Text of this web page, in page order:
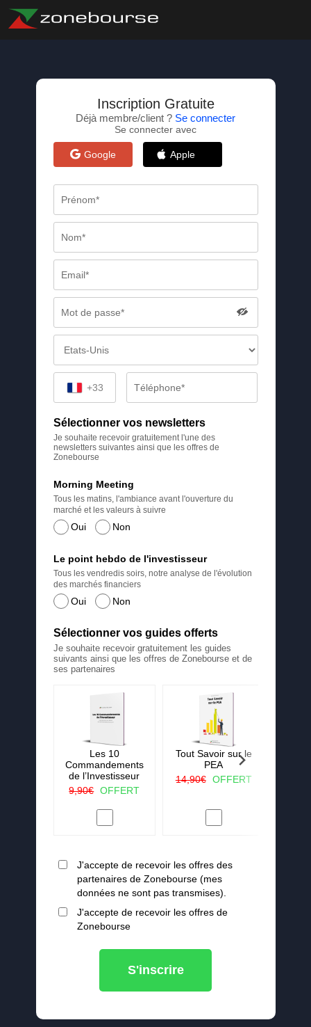
Inscription Gratuite
Déjà membre/client ? Se connecter
Se connecter avec
Google Apple
+33
Sélectionner vos newsletters
Je souhaite recevoir gratuitement l'une des
newsletters suivantes ainsi que les offres de
Zonebourse
Oui Non
Morning Meeting
Tous les matins, l'ambiance avant l'ouverture du
marché et les valeurs à suivre
Oui Non
Le point hebdo de l'investisseur
Tous les vendredis soirs, notre analyse de l'évolution
des marchés financiers
Sélectionner vos guides offerts
Je souhaite recevoir gratuitement les guides
suivants ainsi que les offres de Zonebourse et de
ses partenaires
Les 10
Commandements
de l’Investisseur
9,90€ OFFERT
Tout Savoir sur le
PEA
14,90€ OFFERT
J'accepte de recevoir les offres des
partenaires de Zonebourse (mes
données ne sont pas transmises).
J'accepte de recevoir les offres de
Zonebourse
S'inscrire